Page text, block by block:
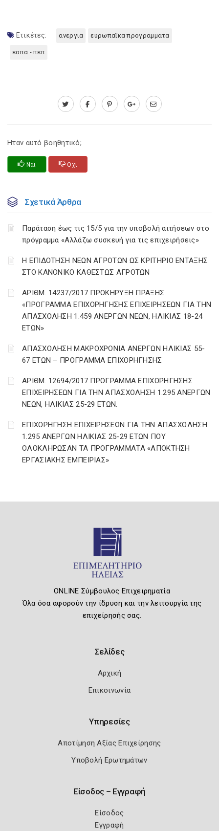
Ετικέτες: ανεργια ευρωπαϊκα προγραμματα
εσπα - πεπ
Ηταν αυτό βοηθητικό;
Ναι Οχι
Σχετικά Άρθρα
Παράταση έως τις 15/5 για την υποβολή αιτήσεων στο
πρόγραμμα «Αλλάζω συσκευή για τις επιχειρήσεις»
Η ΕΠΙΔΟΤΗΣΗ ΝΕΩΝ ΑΓΡΟΤΩΝ ΩΣ ΚΡΙΤΗΡΙΟ ΕΝΤΑΞΗΣ
ΣΤΟ ΚΑΝΟΝΙΚΟ ΚΑΘΕΣΤΩΣ ΑΓΡΟΤΩΝ
ΑΡΙΘΜ. 14237/2017 ΠΡΟΚΗΡΥΞΗ ΠΡΑΞΗΣ
«ΠΡΟΓΡΑΜΜΑ ΕΠΙΧΟΡΗΓΗΣΗΣ ΕΠΙΧΕΙΡΗΣΕΩΝ ΓΙΑ ΤΗΝ
ΑΠΑΣΧΟΛΗΣΗ 1.459 ΑΝΕΡΓΩΝ ΝΕΩΝ, ΗΛΙΚΙΑΣ 18-24
ΕΤΩΝ»
ΑΠΑΣΧΟΛΗΣΗ ΜΑΚΡΟΧΡΟΝΙΑ ΑΝΕΡΓΩΝ ΗΛΙΚΙΑΣ 55-
67 ΕΤΩΝ – ΠΡΟΓΡΑΜΜΑ ΕΠΙΧΟΡΗΓΗΣΗΣ
ΑΡΙΘΜ. 12694/2017 ΠΡΟΓΡΑΜΜΑ ΕΠΙΧΟΡΗΓΗΣΗΣ
ΕΠΙΧΕΙΡΗΣΕΩΝ ΓΙΑ ΤΗΝ ΑΠΑΣΧΟΛΗΣΗ 1.295 ΑΝΕΡΓΩΝ
ΝΕΩΝ, ΗΛΙΚΙΑΣ 25-29 ΕΤΩΝ.
ΕΠΙΧΟΡΗΓΗΣΗ ΕΠΙΧΕΙΡΗΣΕΩΝ ΓΙΑ ΤΗΝ ΑΠΑΣΧΟΛΗΣΗ
1.295 ΑΝΕΡΓΩΝ ΗΛΙΚΙΑΣ 25-29 ΕΤΩΝ ΠΟΥ
ΟΛΟΚΛΗΡΩΣΑΝ ΤΑ ΠΡΟΓΡΑΜΜΑΤΑ «ΑΠΟΚΤΗΣΗ
ΕΡΓΑΣΙΑΚΗΣ ΕΜΠΕΙΡΙΑΣ»
ONLINE Σύμβουλος Επιχειρηματία
Όλα όσα αφορούν την ίδρυση και την λειτουργία της
επιχείρησής σας.
Σελίδες
Αρχική
Επικοινωνία
Υπηρεσίες
Αποτίμηση Αξίας Επιχείρησης
Υποβολή Ερωτημάτων
Είσοδος – Εγγραφή
Είσοδος
Εγγραφή